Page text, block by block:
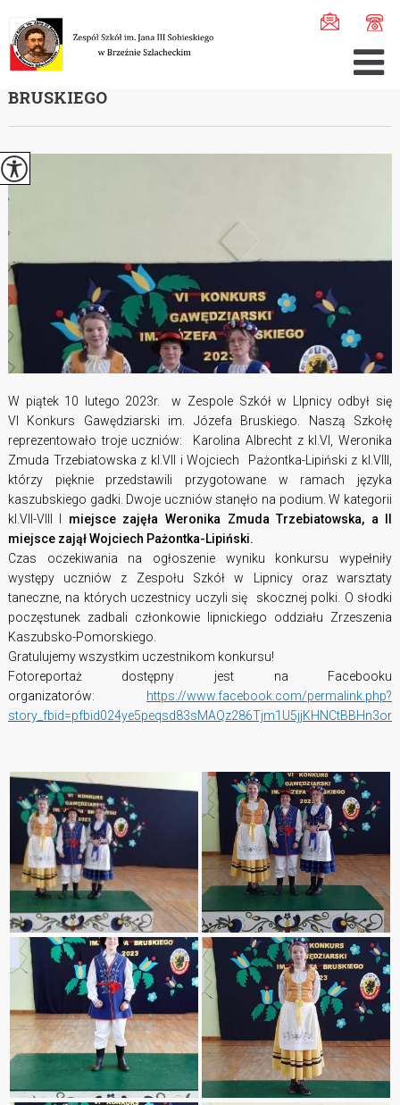
Konkurs Gawędziarski ...
KONKURS GAWĘDZIARSKI IM. JÓZEFA
BRUSKIEGO
W piątek 10 lutego 2023r. w Zespole Szkół w LIpnicy odbył się
VI Konkurs Gawędziarski im. Józefa Bruskiego. Naszą Szkołę
reprezentowało troje uczniów: Karolina Albrecht z kl.VI, Weronika
Zmuda Trzebiatowska z kl.VII i Wojciech Pażontka-Lipiński z kl.VIII,
którzy pięknie przedstawili przygotowane w ramach języka
kaszubskiego gadki. Dwoje uczniów stanęło na podium. W kategorii
kl.VII-VIII I
miejsce zajęła Weronika Zmuda Trzebiatowska, a II
miejsce zajął Wojciech Pażontka-Lipiński.
Czas oczekiwania na ogłoszenie wyniku konkursu wypełniły
występy uczniów z Zespołu Szkół w Lipnicy oraz warsztaty
taneczne, na których uczestnicy uczyli się skocznej polki. O słodki
poczęstunek zadbali członkowie lipnickiego oddziału Zrzeszenia
Kaszubsko-Pomorskiego.
Gratulujemy wszystkim uczestnikom konkursu!
Fotoreportaż dostępny jest na Facebooku
organizatorów: https://www.facebook.com/permalink.php?